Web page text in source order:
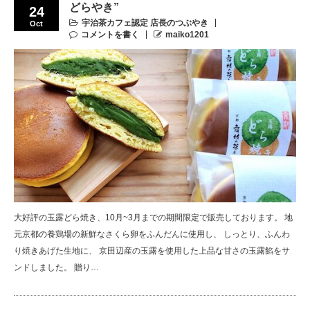
24
Oct
どらやき”
宇治茶カフェ認定 店長のつぶやき
コメントを書く
maiko1201
大好評の玉露どら焼き、10月~3月までの期間限定で販売しております。 地
元京都の養鶏場の新鮮なさくら卵をふんだんに使用し、 しっとり、ふんわ
り焼きあげた生地に、 京田辺産の玉露を使用した上品な甘さの玉露餡をサ
ンドしました。 贈り…